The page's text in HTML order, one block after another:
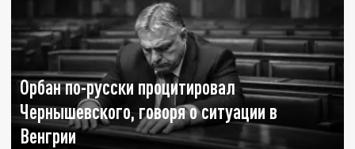
Орбан по-русски процитировал
Чернышевского, говоря о ситуации в
Венгрии